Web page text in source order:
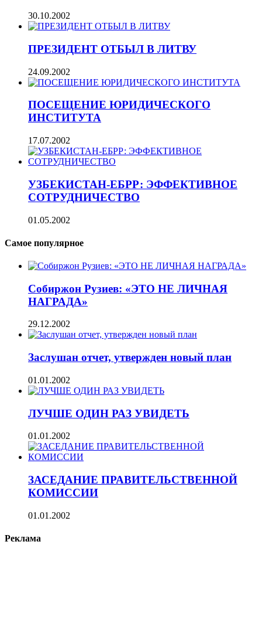
30.10.2002
ПРЕЗИДЕНТ ОТБЫЛ В ЛИТВУ
24.09.2002
ПОСЕЩЕНИЕ ЮРИДИЧЕСКОГО
ИНСТИТУТА
17.07.2002
УЗБЕКИСТАН-ЕБРР: ЭФФЕКТИВНОЕ
СОТРУДНИЧЕСТВО
01.05.2002
Самое популярное
Собиржон Рузиев: «ЭТО НЕ ЛИЧНАЯ
НАГРАДА»
29.12.2002
Заслушан отчет, утвержден новый план
01.01.2002
ЛУЧШЕ ОДИН РАЗ УВИДЕТЬ
01.01.2002
ЗАСЕДАНИЕ ПРАВИТЕЛЬСТВЕННОЙ
КОМИССИИ
01.01.2002
Реклама